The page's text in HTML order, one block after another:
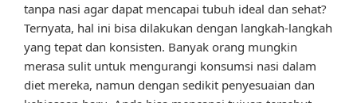
tanpa nasi agar dapat mencapai tubuh ideal dan sehat?
Ternyata, hal ini bisa dilakukan dengan langkah-langkah
yang tepat dan konsisten. Banyak orang mungkin
merasa sulit untuk mengurangi konsumsi nasi dalam
diet mereka, namun dengan sedikit penyesuaian dan